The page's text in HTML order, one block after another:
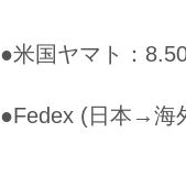
●米国ヤマト：
●Fedex (日本→